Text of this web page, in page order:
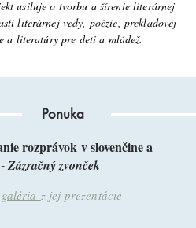
Ponuka
rozprávok v slovenčine a
Zázračný zvonček
galéria z jej prezentácie
usiluje o tvorbu a šírenie literárnej
literárnej vedy, poézie, prekladovej
a literatúry pre deti a mládež.